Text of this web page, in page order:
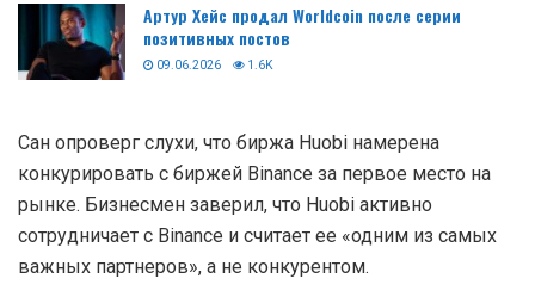
Артур Хейс продал Worldcoin после серии
позитивных постов
09.06.2026 1.6K
Сан опроверг слухи, что биржа Huobi намерена
конкурировать с биржей Binance за первое место на
рынке. Бизнесмен заверил, что Huobi активно
сотрудничает с Binance и считает ее «одним из самых
важных партнеров», а не конкурентом.